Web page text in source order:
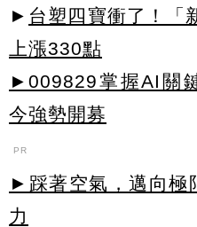
► 台塑四寶衝了！「
上漲330點
►009829掌握AI關
今強勢開募
PR
►踩著空氣，邁向極
力